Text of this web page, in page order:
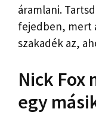
áramlani.
fejedben, mert
szakadék az,
Nick Fox
egy